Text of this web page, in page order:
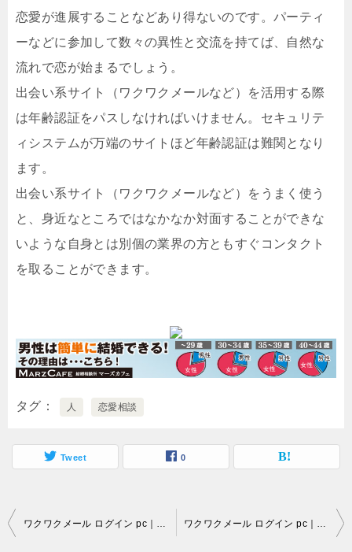
恋愛が進展することなどあり得ないのです。パーティ
ーなどに参加して数々の異性と交流を持てば、自然な
流れで恋が始まるでしょう。
出会い系サイト（ワクワクメールなど）を活用する際
は年齢認証をパスしなければいけません。セキュリテ
ィシステムが万端のサイトほど年齢認証は難関となり
ます。
出会い系サイト（ワクワクメールなど）をうまく使う
と、身近なところではなかなか対面することができな
いような自身とは別個の業界の方ともすぐコンタクト
を取ることができます。
タグ 人 恋愛相談
Tweet 0
投
ワクワクメール ログイン pc｜「片思いしている人が気に留めてくれない」など恋愛問題に苦しんでいるのなら…。 ワクワクメール ログイン pc｜心の底から真剣な出会いを探しているなら…。